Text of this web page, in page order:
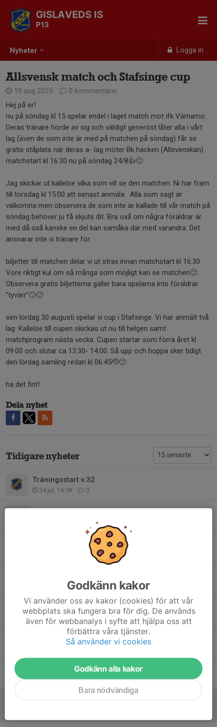
Nyheter Logga in
GISLAVEDS IS
P13
Allsvensk match och Stafsinge cup
19 aug 2025
0 kommentarer
Hej på er!
nu på söndag kl 15 spelar endel i laget match mot ifk Värnamo.
Deras tränare hörde av sig och väldigt generöst låter alla i vårt
lag (även de som inte är med på matchen på söndag) får se
gratis ståplats när deras a- lag möter Bk häcken (Allsvenskan)
matchstart kl 16:30 nu på söndag 24/8👍🙂
Jag skickar ut kallelse vilka som vill se den matchen. Ni har fram
till torsdag kl 15:00 att senast anmäla. Alla som sagt är
välkomna men observera de som inte är kallade till vår match på
söndag behöver ju få skjuts dit. Bra oxå om några föräldrar är
med då oxå kanske en del kan samåka där med varandra. Det
ansvarar inte vi tränare för.
biljetter till matchen delar vi ut strax innan matchstart kl 16:30.
Vore riktigt kul om så många som möjligt kan se matchen🙂.
Observera gratis biljetterna gäller bara spelarna inte föräldrar
”tyvärr”🙄🙂
sen lördag 30 augusti spelar vi cup i Stafsinge. Vi har anmält två
lag. Kallelse till cupen skickas ut nu till helgen samt
matchprogram nästa vecka. Cupen startar som förra året kl
09:00 och slutar ca 13:30- 14:00. Så upp och hoppa sker tidigt
den lördag samling redan kl 06:45🫡🙂
ha det fint!
Dela nyhet
Tidigare nyheter
Träningsstart v.32
24 jul, 14:18 0
Södra vätterbygden cup 2026
Seriespel, träningar och domarutbildning
0
15 mar, 17:28 0
Träningsturnering och futsalcup
30 nov 2025 0
Avslutning
Spelschema och ändrad samlingtid
28 aug 2025 0
Godkänn kakor
Vi använder oss av kakor (cookies) för att vår
webbplats ska fungera bra för dig. De används
även för webbanalys i syfte att hjälpa oss att
förbättra våra tjänster.
Så använder vi cookies
Godkänn alla kakor
Bara nödvändiga